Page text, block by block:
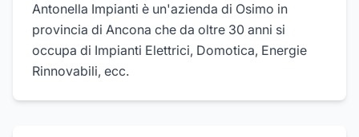
Antonella Impianti è un'azienda di Osimo in
provincia di Ancona che da oltre 30 anni si
occupa di Impianti Elettrici, Domotica, Energie
Rinnovabili, ecc.